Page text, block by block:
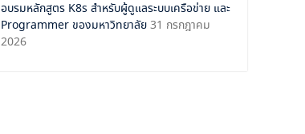
อบรมหลักสูตร K8s สำหรับผู้ดูแลระบบเครือข่าย และ
Programmer ของมหาวิทยาลัย 31 กรกฎาคม
2026